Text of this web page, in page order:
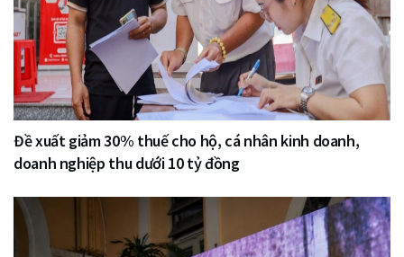
Đề xuất giảm 30% thuế cho hộ, cá nhân kinh doanh,
doanh nghiệp thu dưới 10 tỷ đồng